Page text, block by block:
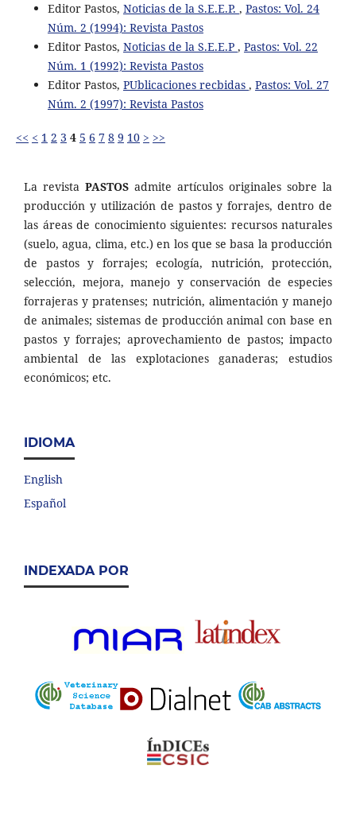
Editor Pastos, Noticias de la S.E.E.P. , Pastos: Vol. 24
Núm. 2 (1994): Revista Pastos
Editor Pastos, Noticias de la S.E.E.P , Pastos: Vol. 22
Núm. 1 (1992): Revista Pastos
Editor Pastos, PUblicaciones recbidas , Pastos: Vol. 27
Núm. 2 (1997): Revista Pastos
<< < 1 2 3 4 5 6 7 8 9 10 > >>
La revista PASTOS admite artículos originales sobre la
producción y utilización de pastos y forrajes, dentro de
las áreas de conocimiento siguientes: recursos naturales
(suelo, agua, clima, etc.) en los que se basa la producción
de pastos y forrajes; ecología, nutrición, protección,
selección, mejora, manejo y conservación de especies
forrajeras y pratenses; nutrición, alimentación y manejo
de animales; sistemas de producción animal con base en
pastos y forrajes; aprovechamiento de pastos; impacto
ambiental de las explotaciones ganaderas; estudios
económicos; etc.
IDIOMA
English
Español
INDEXADA POR